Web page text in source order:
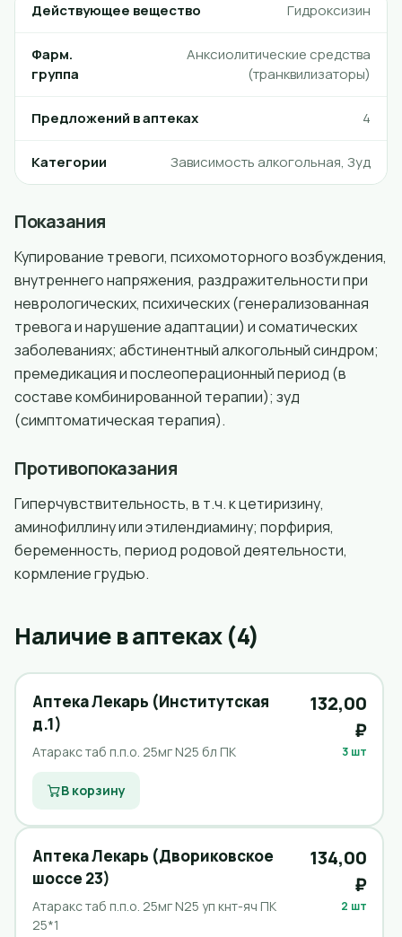
Действующее вещество Гидроксизин
Фарм.
группа
Анксиолитические средства
(транквилизаторы)
Предложений в аптеках 4
Категории Зависимость алкогольная, Зуд
Показания
Купирование тревоги, психомоторного возбуждения,
внутреннего напряжения, раздражительности при
неврологических, психических (генерализованная
тревога и нарушение адаптации) и соматических
заболеваниях; абстинентный алкогольный синдром;
премедикация и послеоперационный период (в
составе комбинированной терапии); зуд
(симптоматическая терапия).
Противопоказания
Гиперчувствительность, в т.ч. к цетиризину,
аминофиллину или этилендиамину; порфирия,
беременность, период родовой деятельности,
кормление грудью.
Наличие в аптеках (4)
Аптека Лекарь (Институтская
д.1)
Атаракс таб п.п.о. 25мг N25 бл ПК
132,00
₽
3 шт
В корзину
Аптека Лекарь (Двориковское
шоссе 23)
Атаракс таб п.п.о. 25мг N25 уп кнт-яч ПК
25*1
134,00
₽
2 шт